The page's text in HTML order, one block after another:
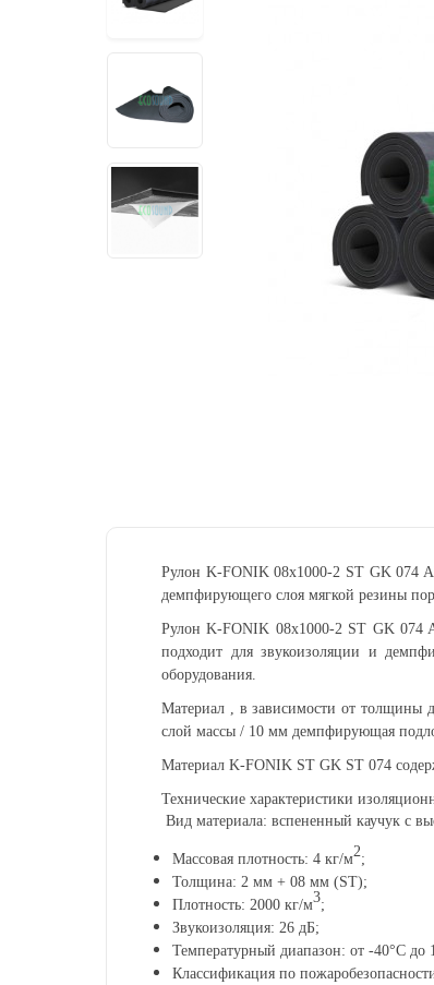
Рулон K-FONIK 08x1000-2 ST GK 074
демпфирующего слоя мягкой резины
Рулон K-FONIK 08x1000-2 ST GK 074
подходит для звукоизоляции и
оборудования.
Материал , в зависимости от
слой массы / 10 мм демпфирующая
Материал K-FONIK ST GK ST 074
Технические характеристики
Вид материала: вспененный каучук с
Массовая плотность: 4 кг/м2;
Толщина: 2 мм + 08 мм (ST);
Плотность: 2000 кг/м3;
Звукоизоляция: 26 дБ;
Температурный диапазон: от -40°C до
Классификация по